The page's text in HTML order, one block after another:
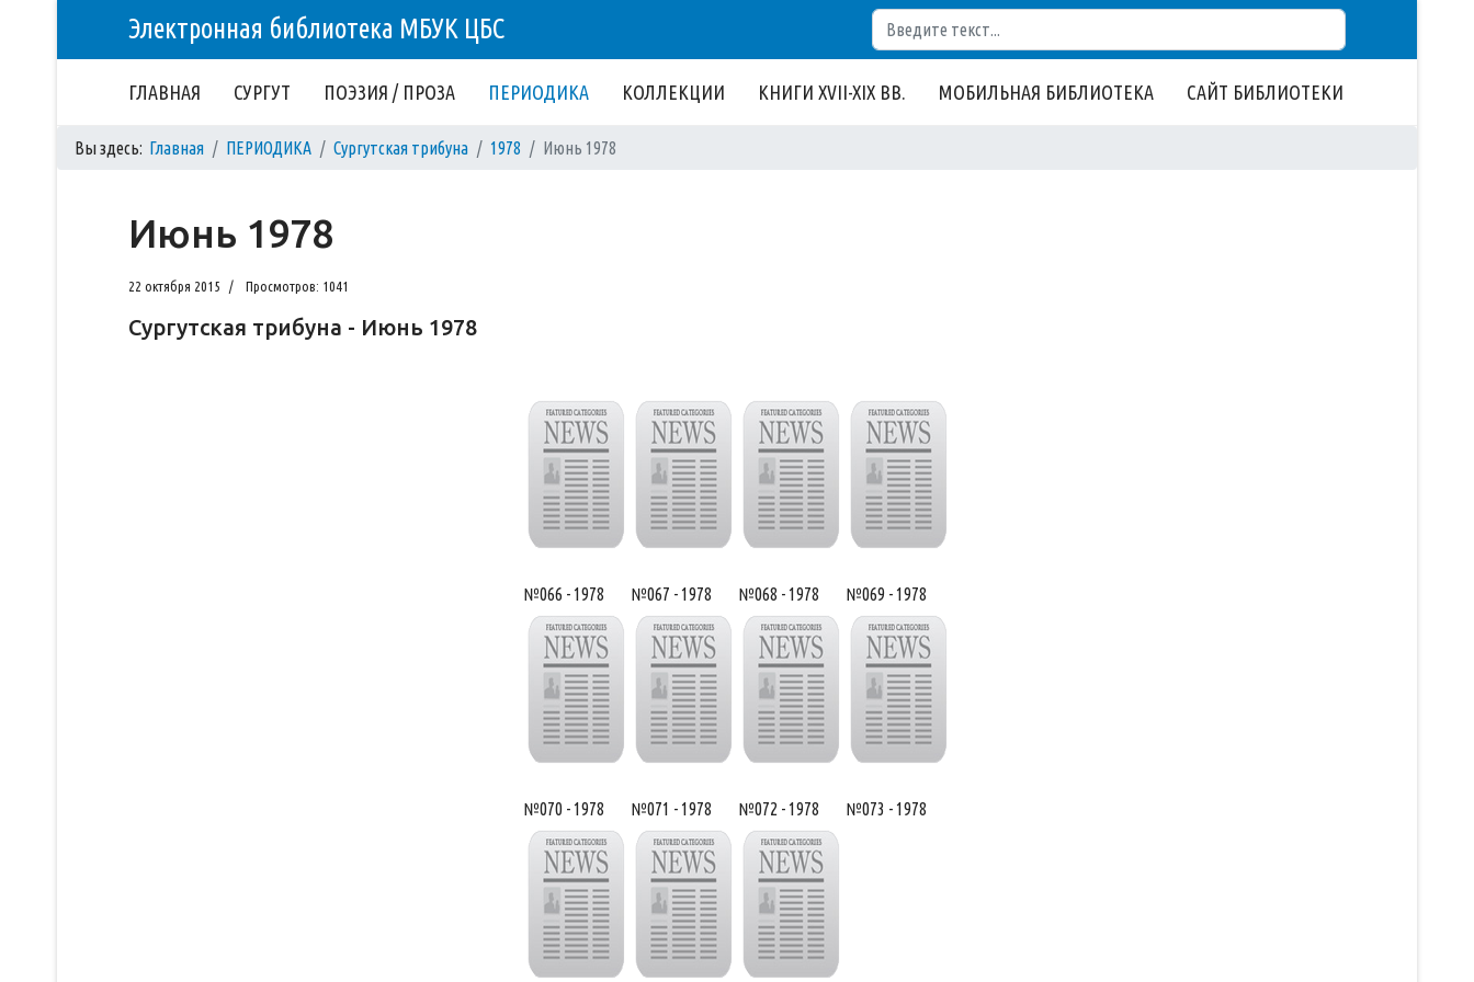
Электронная библиотека МБУК ЦБС
ГЛАВНАЯ СУРГУТ ПОЭЗИЯ / ПРОЗА ПЕРИОДИКА КОЛЛЕКЦИИ КНИГИ XVII-XIX ВВ. МОБИЛЬНАЯ БИБЛИОТЕКА САЙТ БИБЛИОТЕКИ
Вы здесь: Главная ПЕРИОДИКА Сургутская трибуна 1978 Июнь 1978
Июнь 1978
22 октября 2015 Просмотров: 1041
Сургутская трибуна - Июнь 1978
№066 - 1978 №067 - 1978 №068 - 1978 №069 - 1978
№070 - 1978 №071 - 1978 №072 - 1978 №073 - 1978